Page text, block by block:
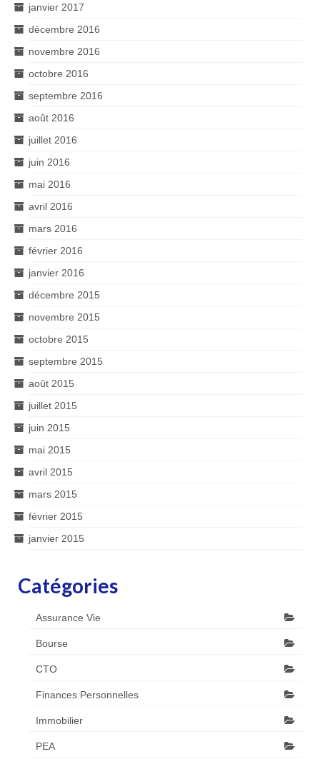
janvier 2017
décembre 2016
novembre 2016
octobre 2016
septembre 2016
août 2016
juillet 2016
juin 2016
mai 2016
avril 2016
mars 2016
février 2016
janvier 2016
décembre 2015
novembre 2015
octobre 2015
septembre 2015
août 2015
juillet 2015
juin 2015
mai 2015
avril 2015
mars 2015
février 2015
janvier 2015
Catégories
Assurance Vie
Bourse
CTO
Finances Personnelles
Immobilier
PEA